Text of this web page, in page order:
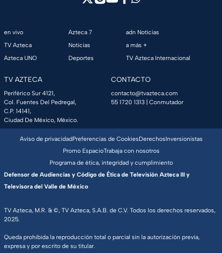
en vivo
TV Azteca
Azteca UNO
Azteca 7
Noticias
Deportes
adn Noticias
a más +
TV Azteca Internacional
TV AZTECA
Periférico Sur 4121,
Col. Fuentes Del Pedregal,
C.P. 14141,
Ciudad De México, México.
CONTACTO
contacto@tvazteca.com
55 1720 1313 | Conmutador
TV Azteca, M.R. & ©, TV Azteca, S.A.B. de C.V. Todos los derechos reservados,
2025.
Queda prohibida la reproducción total o parcial sin la autorización previa,
expresa y por escrito de su titular.
Aviso de privacidadPreferencias de CookiesDerechosInversionistas
Promo EspacioTrabaja con nosotros
Programa de ética, integridad y cumplimiento
Defensor de Audiencias y Código de Ética de Televisión Azteca III y
Televisora del Valle de México